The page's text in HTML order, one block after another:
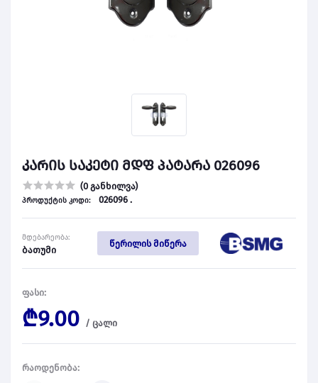
კარის საკეტი მდფ პატარა 026096
(0 განხილვა)
პროდუქტის კოდი: 026096 .
მდებარეობა:
ბათუმი
წერილის მიწერა
ფასი:
₾9.00 / ცალი
რაოდენობა: